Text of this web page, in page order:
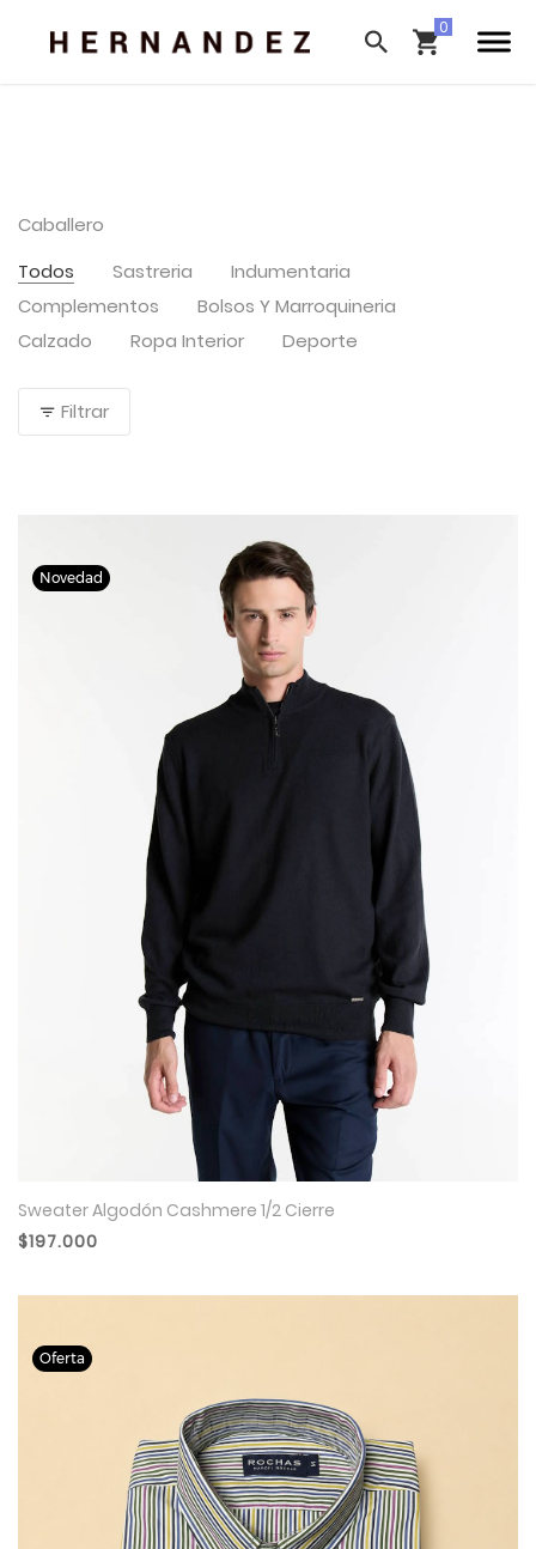
Caballero
Todos
Sastreria
Indumentaria
Complementos
Bolsos Y Marroquineria
Calzado
Ropa Interior Deporte
Filtrar
Sweater Algodón Cashmere 1/2 Cierre
$197.000